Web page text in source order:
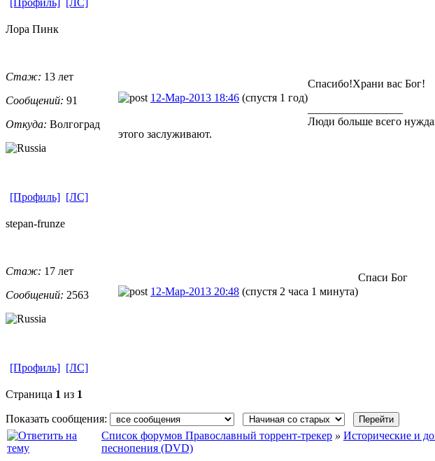
Лора Пинк
Стаж: 13 лет
Сообщений: 91
Откуда: Волгоград
12-Мар-2013 18:46 (спустя 1 год)
Спасибо!Храни вас Бог!
Люди больше всего
этого заслуживают.
[Профиль] [ЛС]
stepan-frunz​e
Стаж: 17 лет
Сообщений: 2563 12-Мар-2013 20:48 (спустя 2 часа 1 минута)
Спаси Бог
[Профиль] [ЛС]
Страница 1 из 1
Показать сообщения:
Список форумов Православный торрент-трекер » Исторические и
песнопения (DVD)